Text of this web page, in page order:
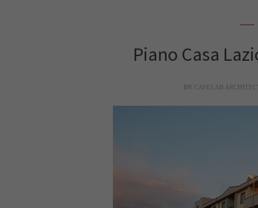
Piano Casa
BY CAFELAB